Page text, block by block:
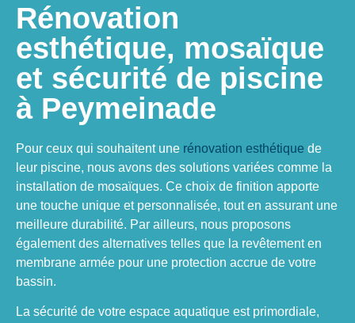
Rénovation
esthétique, mosaïque
et sécurité de piscine
à Peymeinade
Pour ceux qui souhaitent une rénovation esthétique de
leur piscine, nous avons des solutions variées comme la
installation de mosaïques. Ce choix de finition apporte
une touche unique et personnalisée, tout en assurant une
meilleure durabilité. Par ailleurs, nous proposons
également des alternatives telles que la revêtement en
membrane armée pour une protection accrue de votre
bassin.
La sécurité de votre espace aquatique est primordiale,